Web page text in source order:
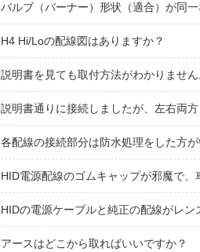
バルブ（バーナー）形状（適合）が同
H4 Hi/Loの配線図はありますか？
説明書を見ても取付方法がわかりませ
説明書通りに接続しましたが、左右両方
各配線の接続部分は防水処理をした方
HID電源配線のゴムキャップが邪魔で、
HIDの電源ケーブルと純正の配線がレ
アースはどこから取ればいいですか？